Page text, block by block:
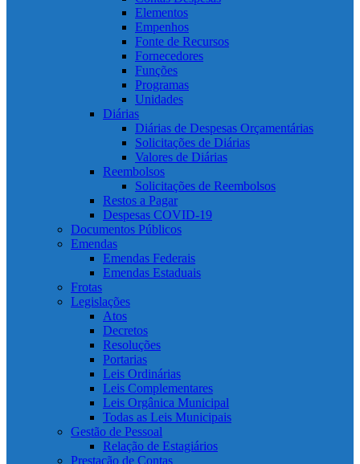
Elementos
Empenhos
Fonte de Recursos
Fornecedores
Funções
Programas
Unidades
Diárias
Diárias de Despesas Orçamentárias
Solicitações de Diárias
Valores de Diárias
Reembolsos
Solicitações de Reembolsos
Restos a Pagar
Despesas COVID-19
Documentos Públicos
Emendas
Emendas Federais
Emendas Estaduais
Frotas
Legislações
Atos
Decretos
Resoluções
Portarias
Leis Ordinárias
Leis Complementares
Leis Orgânica Municipal
Todas as Leis Municipais
Gestão de Pessoal
Relação de Estagiários
Prestação de Contas